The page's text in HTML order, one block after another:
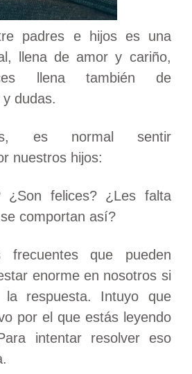
padres e hijos es una
llena de amor y cariño,
llena también de
dudas.
es normal sentir
nuestros hijos:
¿Son felices? ¿Les falta
comportan así?
frecuentes que pueden
enorme en nosotros si
la respuesta. Intuyo que
por el que estás leyendo
intentar resolver eso